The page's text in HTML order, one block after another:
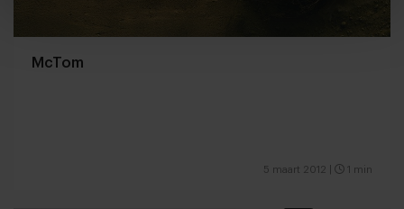
McTom
5 maart 2012 1 min